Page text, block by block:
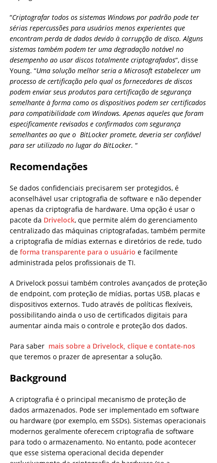
“Criptografar todos os sistemas Windows por padrão pode ter
sérias repercussões para usuários menos experientes que
encontram perda de dados devido à corrupção de disco. Alguns
sistemas também podem ter uma degradação notável no
desempenho ao usar discos totalmente criptografados“, disse
Young. “Uma solução melhor seria a Microsoft estabelecer um
processo de certificação pelo qual os fornecedores de discos
podem enviar seus produtos para certificação de segurança
semelhante à forma como os dispositivos podem ser certificados
para compatibilidade com Windows. Apenas aqueles que foram
especificamente revisados ​​e confirmados com segurança
semelhantes ao que o BitLocker promete, deveria ser confiável
para ser utilizado no lugar do BitLocker. “
Recomendações
Se dados confidenciais precisarem ser protegidos, é
aconselhável usar criptografia de software e não depender
apenas da criptografia de hardware. Uma opção é usar o
pacote da Drivelock, que permite além do gerenciamento
centralizado das máquinas criptografadas, também permite
a criptografia de mídias externas e diretórios de rede, tudo
de forma transparente para o usuário e facilmente
administrada pelos profissionais de TI.
A Drivelock possui também controles avançados de proteção
de endpoint, com proteção de mídias, portas USB, placas e
dispositivos externos. Tudo através de políticas flexíveis,
possibilitando ainda o uso de certificados digitais para
aumentar ainda mais o controle e proteção dos dados.
Para saber mais sobre a Drivelock, clique e contate-nos
que teremos o prazer de apresentar a solução.
Background
A criptografia é o principal mecanismo de proteção de
dados armazenados. Pode ser implementado em software
ou hardware (por exemplo, em SSDs). Sistemas operacionais
modernos geralmente oferecem criptografia de software
para todo o armazenamento. No entanto, pode acontecer
que esse sistema operacional decida depender